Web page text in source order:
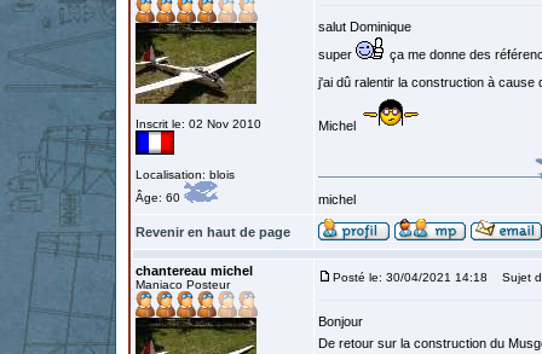
Inscrit le: 02 Nov 2010
Localisation: blois
Âge: 60
salut Dominique
super
ça me donne des
j'ai dû ralentir la construction à cause
Michel
michel
Revenir en haut de page
chantereau michel
Maniaco Posteur
Posté le: 30/04/2021 14:18 Sujet
Bonjour
De retour sur la construction du